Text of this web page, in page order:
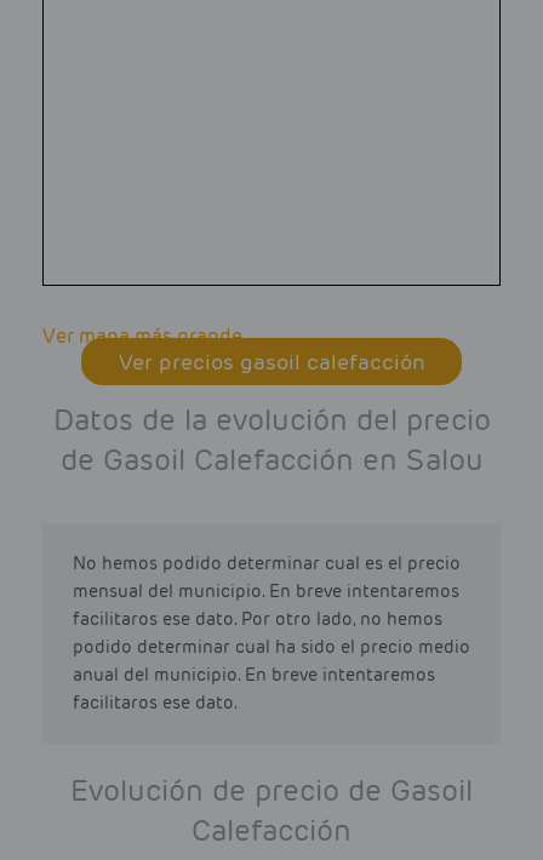
Ver mapa más grande
Ver precios gasoil calefacción
Datos de la evolución del precio
de Gasoil Calefacción en Salou
No hemos podido determinar cual es el precio
mensual del municipio. En breve intentaremos
facilitaros ese dato. Por otro lado, no hemos
podido determinar cual ha sido el precio medio
anual del municipio. En breve intentaremos
facilitaros ese dato.
Evolución de precio de Gasoil
Calefacción